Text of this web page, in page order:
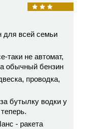
для всей семьи
таки не автомат,
а обычный бензин
проводка,
бутылку водки у
- ракета